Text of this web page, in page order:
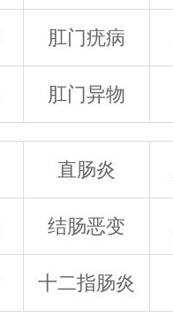
肛门疣病
肛门异物
直肠炎
结肠恶变
十二指肠炎